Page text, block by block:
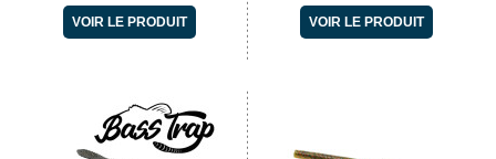
VOIR LE PRODUIT VOIR LE PRODUIT